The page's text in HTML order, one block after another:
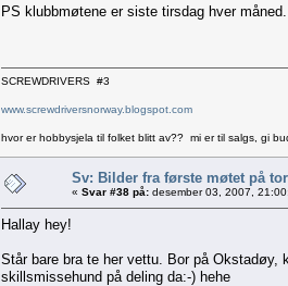
PS klubbmøtene er siste tirsdag hver
SCREWDRIVERS #3
www.screwdriversnorway.blogspot.com
hvor er hobbysjela til folket blitt av?? mi er til salgs, gi
Sv: Bilder fra første møtet på
« Svar #38 på: desember 03, 2007,
Hallay hey!
Står bare bra te her vettu. Bor på
skillsmissehund på deling da:-) hehe